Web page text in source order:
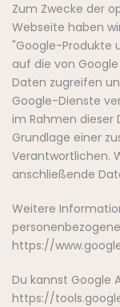
Zum Zwecke der
Webseite haben
"Google-Produkte
auf die von
Daten zugreifen
Google-Dienste
im Rahmen
Grundlage einer
Verantwortlichen.
anschließende
Weitere
https://
Du kannst Google
https://